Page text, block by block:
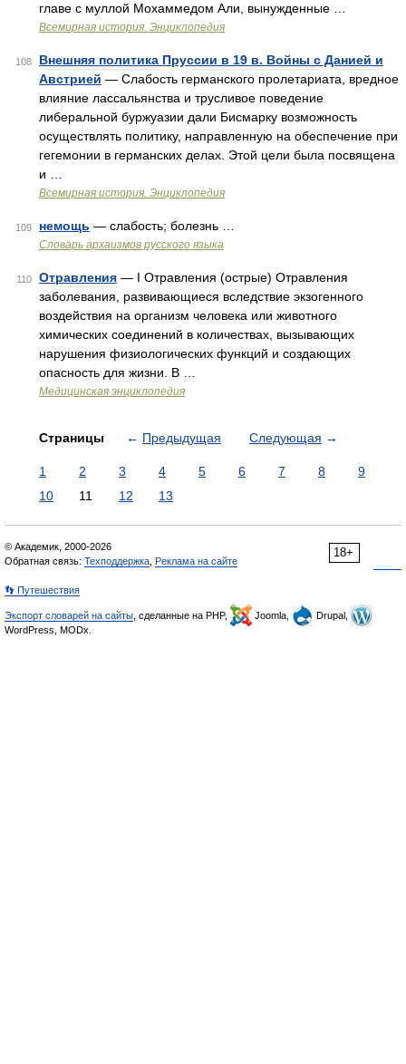
главе с муллой Мохаммедом Али, вынужденные …
Всемирная история. Энциклопедия
108
Внешняя политика Пруссии в 19 в. Войны с Данией и
Австрией — Слабость германского пролетариата, вредное
влияние лассальянства и трусливое поведение
либеральной буржуазии дали Бисмарку возможность
осуществлять политику, направленную на обеспечение при
гегемонии в германских делах. Этой цели была посвящена
и …
Всемирная история. Энциклопедия
109 немощь — слабость; болезнь …
Cловарь архаизмов русского языка
110 Отравления — I Отравления (острые) Отравления
заболевания, развивающиеся вследствие экзогенного
воздействия на организм человека или животного
химических соединений в количествах, вызывающих
нарушения физиологических функций и создающих
опасность для жизни. В …
Медицинская энциклопедия
Страницы ← Предыдущая Следующая →
1 2 3 4 5 6 7 8
9
10
11 12 13
18+
© Академик, 2000-2026
Обратная связь: Техподдержка Реклама на сайте
👣 Путешествия
Экспорт словарей на сайты , сделанные на PHP, Joomla,
Drupal,
WordPress, MODx.